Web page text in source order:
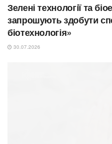
Зелені технології та
запрошують здобути
біотехнологія»
30.07.2026